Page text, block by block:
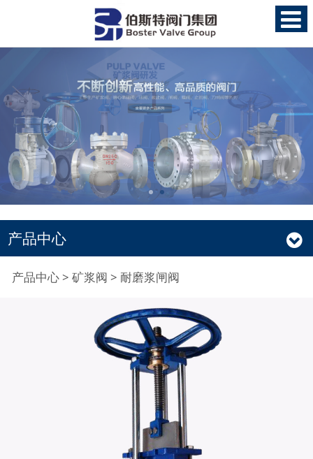
产品中心
耐磨浆闸阀
产品中心> 矿浆阀 > 耐磨浆闸阀